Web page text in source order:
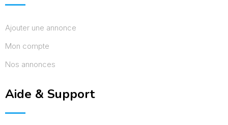
Ajouter une annonce
Mon compte
Nos annonces
Aide & Support